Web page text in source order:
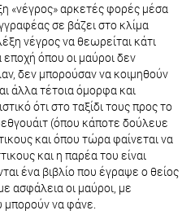
«νέγρος» αρκετές φορές μέσα
σε βάζει στο κλίμα
νέγρος να θεωρείται κάτι
όπου οι μαύροι δεν
δεν μπορούσαν να κοιμηθούν
άλλα τέτοια όμορφα και
ότι στο ταξίδι τους προς το
(όπου κάποτε δούλευε
και όπου τώρα φαίνεται να
και η παρέα του είναι
ένα βιβλίο που έγραψε ο θείος
ασφάλεια οι μαύροι, με
μπορούν να φάνε.